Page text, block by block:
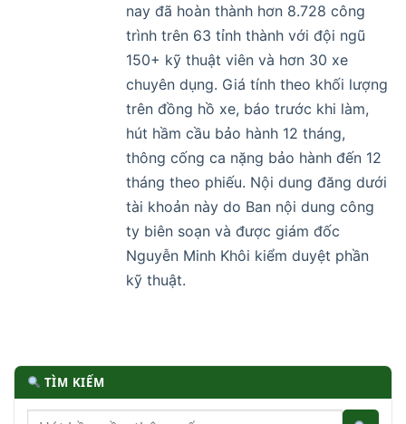
nay đã hoàn thành hơn 8.728 công
trình trên 63 tỉnh thành với đội ngũ
150+ kỹ thuật viên và hơn 30 xe
chuyên dụng. Giá tính theo khối lượng
trên đồng hồ xe, báo trước khi làm,
hút hầm cầu bảo hành 12 tháng,
thông cống ca nặng bảo hành đến 12
tháng theo phiếu. Nội dung đăng dưới
tài khoản này do Ban nội dung công
ty biên soạn và được giám đốc
Nguyễn Minh Khôi kiểm duyệt phần
kỹ thuật.
TÌM KIẾM